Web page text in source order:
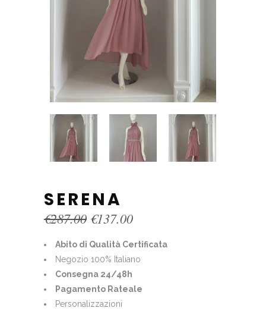
SERENA
€287.00 Original
was:
€287.00.
€137.00Current
is:
€137.00.
Abito di Qualità Certificata
Negozio 100% Italiano
Consegna 24/48h
Pagamento Rateale
Personalizzazioni